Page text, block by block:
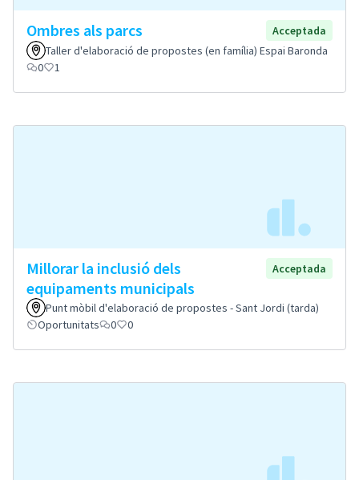
Ombres als parcs
Acceptada
Taller d'elaboració de propostes (en família) Espai Baronda
0
1
Millorar la inclusió dels
equipaments municipals
Acceptada
Punt mòbil d'elaboració de propostes - Sant Jordi (tarda)
Oportunitats
0 0